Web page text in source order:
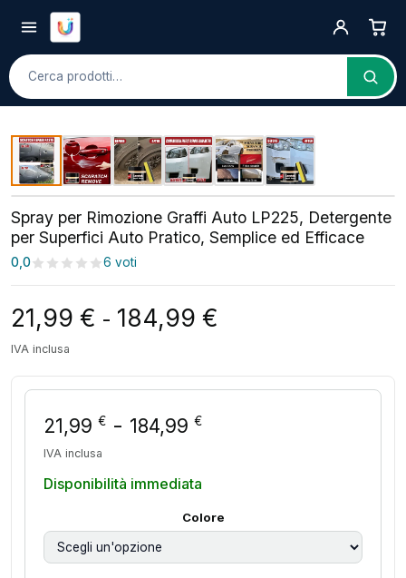
Cerca
Spray per Rimozione Graffi Auto LP225, Detergente
per Superfici Auto Pratico, Semplice ed Efficace
0,0 6 voti
21,99 € - 184,99 €
IVA inclusa
21,99 € - 184,99 €Fascia di prezzo:
IVA inclusa
Disponibilità immediata
Colore